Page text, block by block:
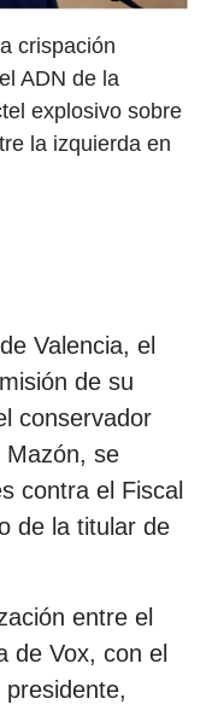
crispación
ADN de la
explosivo sobre
la izquierda en
Valencia, el
de su
conservador
Mazón, se
contra el Fiscal
de la titular de
entre el
de Vox, con el